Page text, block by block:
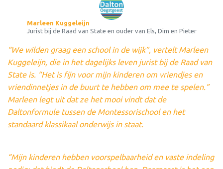
Marleen Kuggeleijn
Jurist bij de Raad van State en ouder van Els, Dim en Pieter
“We wilden graag een school in de wijk”, vertelt Marleen
Kuggeleijn, die in het dagelijks leven jurist bij de Raad van
State is. “Het is fijn voor mijn kinderen om vriendjes en
vriendinnetjes in de buurt te hebben om mee te spelen.”
Marleen legt uit dat ze het mooi vindt dat de
Daltonformule tussen de Montessorischool en het
standaard klassikaal onderwijs in staat.
“Mijn kinderen hebben voorspelbaarheid en vaste indeling